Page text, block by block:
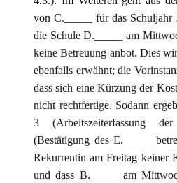
von C._____ für das Schuljahr
die Schule D._____ am
keine Betreuung anbot. Dies
ebenfalls erwähnt; die
dass sich eine Kürzung der
nicht rechtfertige. Sodann
3 (Arbeitszeiterfassung
(Bestätigung des E._____
Rekurrentin am Freitag keiner
und dass B._____ am